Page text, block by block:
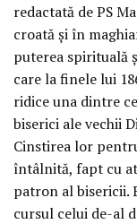
redactată de PS
croată şi în
puterea spirituală
care la finele lui
ridice una dintre
biserici ale vechii
Cinstirea lor
întâlnită, fapt cu
patron al bisericii.
cursul celui de-al